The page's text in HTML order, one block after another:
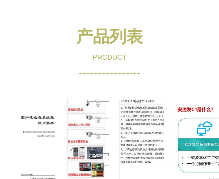
产品列表
PRODUCT
----------------